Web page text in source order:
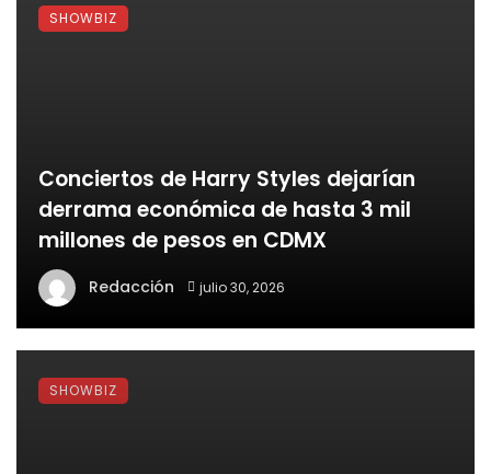
Conciertos de Harry Styles dejarían
derrama económica de hasta 3 mil
millones de pesos en CDMX
Redacción julio 30, 2026
SHOWBIZ
SHOWBIZ